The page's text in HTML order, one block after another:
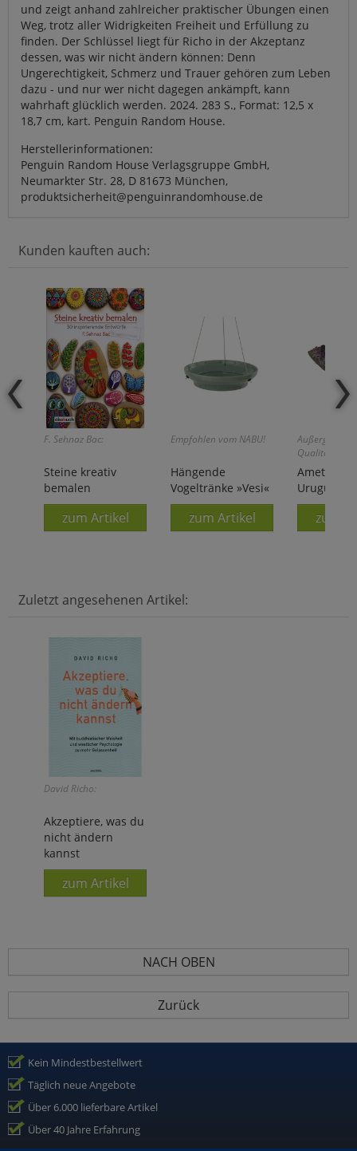
und zeigt anhand zahlreicher praktischer Übungen einen
Weg, trotz aller Widrigkeiten Freiheit und Erfüllung zu
finden. Der Schlüssel liegt für Richo in der Akzeptanz
dessen, was wir nicht ändern können: Denn
Ungerechtigkeit, Schmerz und Trauer gehören zum Leben
dazu - und nur wer nicht dagegen ankämpft, kann
wahrhaft glücklich werden. 2024. 283 S., Format: 12,5 x
18,7 cm, kart. Penguin Random House.
Herstellerinformationen:
Penguin Random House Verlagsgruppe GmbH,
Neumarkter Str. 28, D 81673 München,
produktsicherheit@penguinrandomhouse.de
Kunden kauften auch:
F. Sehnaz Bac:
Steine kreativ
bemalen
zum Artikel
Empfohlen vom NABU!
Hängende
Vogeltränke »Vesi«
zum Artikel
Qualität!
Amethyst
Uruguay
zum
Zuletzt angesehenen Artikel:
David Richo:
Akzeptiere, was du
nicht ändern
kannst
zum Artikel
NACH OBEN
Zurück
Kein Mindestbestellwert
Täglich neue Angebote
Über 6.000 lieferbare Artikel
Über 40 Jahre Erfahrung